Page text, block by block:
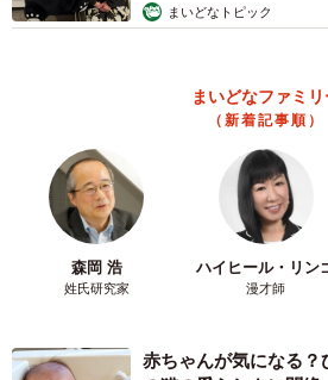
は事情聴取を受けることに（スッキリンお片
――さぞ驚かれたのではないかと。
発見した瞬間は驚きのあまり声が出
と確認しながらも「え！待って、怖
で騒然としていて。状況が整理され
まいどなトピック
まいどなファミリ
（新着記事順）
森岡 浩
姓氏研究家
ハイヒール・リン
漫才師
赤ちゃんが気になる？